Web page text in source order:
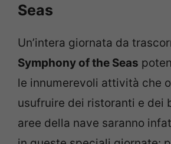
Seas
Un’intera giornata da
Symphony of the Seas
le innumerevoli attività che
usufruire dei ristoranti e dei
aree della nave saranno